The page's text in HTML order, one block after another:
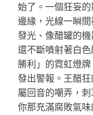
始了。一個狂妄
邊緣，光線一瞬
發光、像醋罐的
還不斷噴射著白
勝利」的霓虹燈
發出警報。王醋
屬回音的嘲弄，
你那充滿腐敗氣